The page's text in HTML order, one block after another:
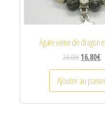
Agate veine de dragon
24.00€16.80€
Ajouter au